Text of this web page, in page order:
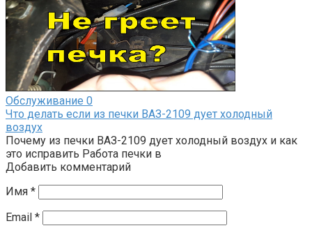
Обслуживание 0
Что делать если из печки ВАЗ-2109 дует холодный
воздух
Почему из печки ВАЗ-2109 дует холодный воздух и как
это исправить Работа печки в
Добавить комментарий
Имя *
Email *